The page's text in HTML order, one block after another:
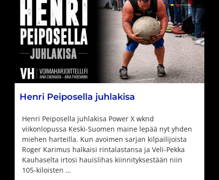
Henri Peiposella juhlakisa
Henri Peiposella juhlakisa Power X wknd
viikonlopussa Keski-Suomen maine lepää nyt yhden
miehen harteilla. Kun avoimen sarjan kilpailijoista
Roger Karimus halkaisi rintalastansa ja Veli-Pekka
Kauhaselta irtosi hauislihas kiinnityksestään niin
105-kiloisten …